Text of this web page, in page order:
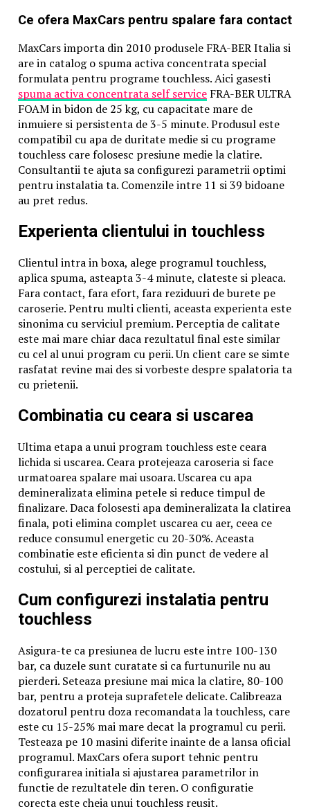
Ce ofera MaxCars pentru spalare fara contact
MaxCars importa din 2010 produsele FRA-BER Italia si
are in catalog o spuma activa concentrata special
formulata pentru programe touchless. Aici gasesti
spuma activa concentrata self serviceFRA-BER ULTRA
FOAM in bidon de 25 kg, cu capacitate mare de
inmuiere si persistenta de 3-5 minute. Produsul este
compatibil cu apa de duritate medie si cu programe
touchless care folosesc presiune medie la clatire.
Consultantii te ajuta sa configurezi parametrii optimi
pentru instalatia ta. Comenzile intre 11 si 39 bidoane
au pret redus.
Experienta clientului in touchless
Clientul intra in boxa, alege programul touchless,
aplica spuma, asteapta 3-4 minute, clateste si pleaca.
Fara contact, fara efort, fara reziduuri de burete pe
caroserie. Pentru multi clienti, aceasta experienta este
sinonima cu serviciul premium. Perceptia de calitate
este mai mare chiar daca rezultatul final este similar
cu cel al unui program cu perii. Un client care se simte
rasfatat revine mai des si vorbeste despre spalatoria ta
cu prietenii.
Combinatia cu ceara si uscarea
Ultima etapa a unui program touchless este ceara
lichida si uscarea. Ceara protejeaza caroseria si face
urmatoarea spalare mai usoara. Uscarea cu apa
demineralizata elimina petele si reduce timpul de
finalizare. Daca folosesti apa demineralizata la clatirea
finala, poti elimina complet uscarea cu aer, ceea ce
reduce consumul energetic cu 20-30%. Aceasta
combinatie este eficienta si din punct de vedere al
costului, si al perceptiei de calitate.
Cum configurezi instalatia pentru
touchless
Asigura-te ca presiunea de lucru este intre 100-130
bar, ca duzele sunt curatate si ca furtunurile nu au
pierderi. Seteaza presiune mai mica la clatire, 80-100
bar, pentru a proteja suprafetele delicate. Calibreaza
dozatorul pentru doza recomandata la touchless, care
este cu 15-25% mai mare decat la programul cu perii.
Testeaza pe 10 masini diferite inainte de a lansa oficial
programul. MaxCars ofera suport tehnic pentru
configurarea initiala si ajustarea parametrilor in
functie de rezultatele din teren. O configuratie
corecta este cheia unui touchless reusit.